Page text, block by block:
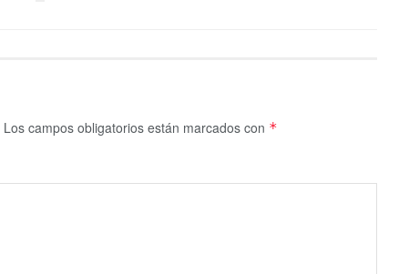
Los campos obligatorios están marcados con *